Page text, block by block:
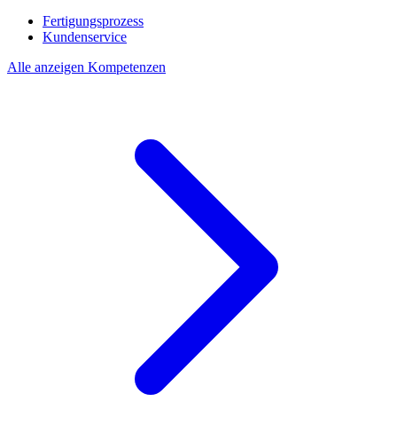
Fertigungsprozess
Kundenservice
Alle anzeigen Kompetenzen